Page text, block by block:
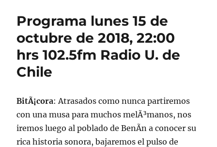
de
de
2018
Programa lunes 15 de
octubre de 2018, 22:00
hrs 102.5fm Radio U. de
Chile
BitÃ¡cora: Atrasados como nunca partiremos
con una musa para muchos melÃ³manos, nos
iremos luego al poblado de BenÃ­n a conocer su
rica historia sonora, bajaremos el pulso de